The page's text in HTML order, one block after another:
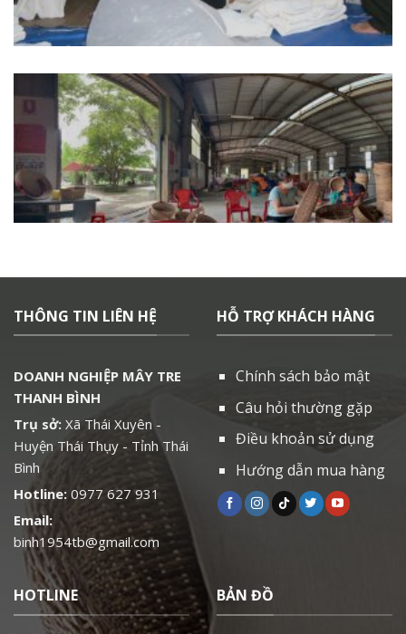
THÔNG TIN LIÊN HỆ
DOANH NGHIỆP MÂY TRE
THANH BÌNH
Trụ sở: Xã Thái Xuyên -
Huyện Thái Thụy - Tỉnh Thái
Bình
Hotline: 0977 627 931
Email:
binh1954tb@gmail.com
HỖ TRỢ KHÁCH HÀNG
Chính sách bảo mật
Câu hỏi thường gặp
Điều khoản sử dụng
Hướng dẫn mua hàng
HOTLINE BẢN ĐỒ